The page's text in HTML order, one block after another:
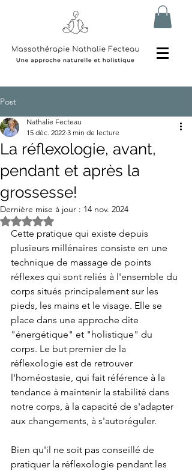
Post
La réflexologie, avant,
pendant et après la
grossesse!
Nathalie Fecteau
15 déc. 2022 3 min de lecture
Dernière mise à jour : 14 nov. 2024
Noté NaN étoiles sur 5.
Cette pratique qui existe depuis
plusieurs millénaires consiste en une
technique de massage de points
réflexes qui sont reliés à l'ensemble du
corps situés principalement sur les
pieds, les mains et le visage. Elle se
place dans une approche dite
"énergétique" et "holistique" du
corps. Le but premier de la
réflexologie est de retrouver
l'homéostasie, qui fait référence à la
tendance à maintenir la stabilité dans
notre corps, à la capacité de s'adapter
aux changements, à s'autoréguler.
Bien qu'il ne soit pas conseillé de
pratiquer la réflexologie pendant les